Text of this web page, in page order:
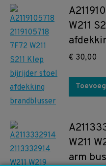
W211
€ 30,00
W211
arm bus